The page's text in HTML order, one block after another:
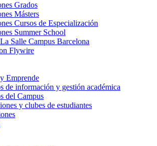
Grados
Másters
Cursos de Especialización
Summer School
Salle Campus Barcelona
Flywire
Emprende
de información y gestión académica
del Campus
y clubes de estudiantes